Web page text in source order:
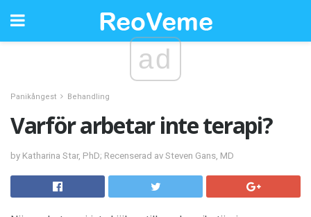
ad
Panikångest Behandling
Varför arbetar inte terapi?
by Katharina Star, PhD; Recenserad av Steven Gans, MD